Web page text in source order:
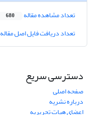
تعداد مشاهده مقاله 680
تعداد دریافت فایل اصل مقاله
دسترسی سریع
صفحه اصلی
درباره نشریه
اعضای هیات تحریریه